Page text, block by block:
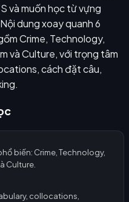
và muốn học từ vựng
dung xoay quanh 6
Crime, Technology,
và Culture, với trọng tâm
cách đặt câu,
biến: Crime, Technology,
Culture.
collocations,